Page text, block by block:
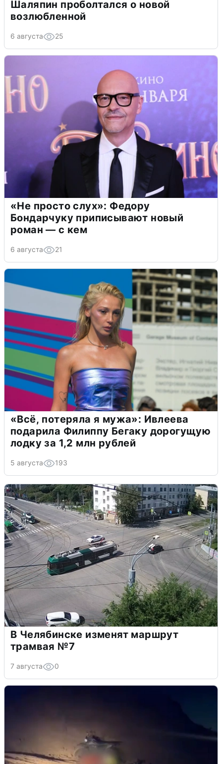
Шаляпин проболтался о новой
возлюбленной
6 августа 25
«Не просто слух»: Федору
Бондарчуку приписывают новый
роман — с кем
6 августа 21
«Всё, потеряла я мужа»: Ивлеева
подарила Филиппу Бегаку дорогущую
лодку за 1,2 млн рублей
5 августа 193
В Челябинске изменят маршрут
трамвая №7
7 августа 0